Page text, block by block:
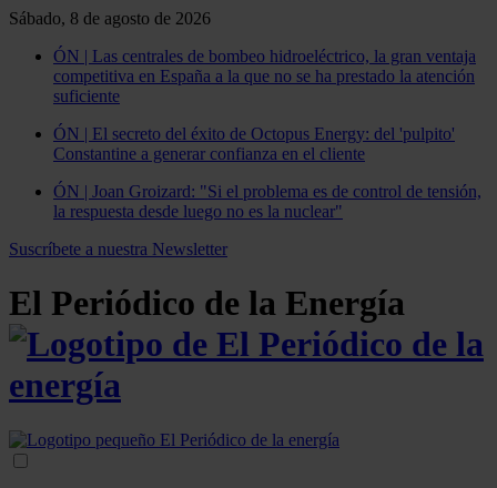
Sábado, 8 de agosto de 2026
ÓN | Las centrales de bombeo hidroeléctrico, la gran ventaja
competitiva en España a la que no se ha prestado la atención
suficiente
ÓN | El secreto del éxito de Octopus Energy: del 'pulpito'
Constantine a generar confianza en el cliente
ÓN | Joan Groizard: "Si el problema es de control de tensión,
la respuesta desde luego no es la nuclear"
Suscríbete a nuestra Newsletter
El Periódico de la Energía